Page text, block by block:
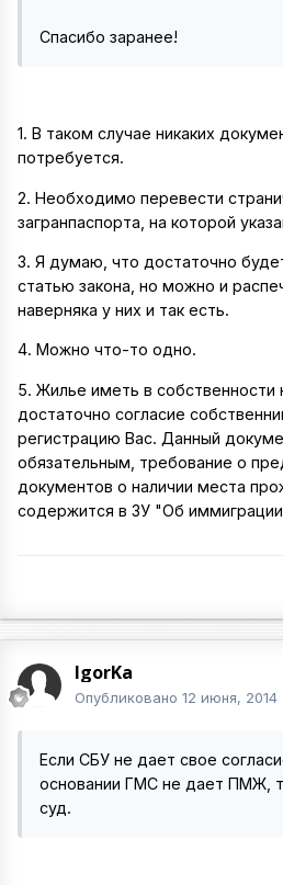
Спасибо заранее!
1. В таком случае никаких
потребуется.
2. Необходимо перевести
загранпаспорта, на которой
3. Я думаю, что достаточно
статью закона, но можно и
наверняка у них и так есть.
4. Можно что-то одно.
5. Жилье иметь в собственности
достаточно согласие
регистрацию Вас. Данный
обязательным, требование о
документов о наличии места
содержится в ЗУ "Об
IgorKa
Опубликовано 12 июня, 2014
Если СБУ не дает свое
основании ГМС не дает ПМЖ,
суд.